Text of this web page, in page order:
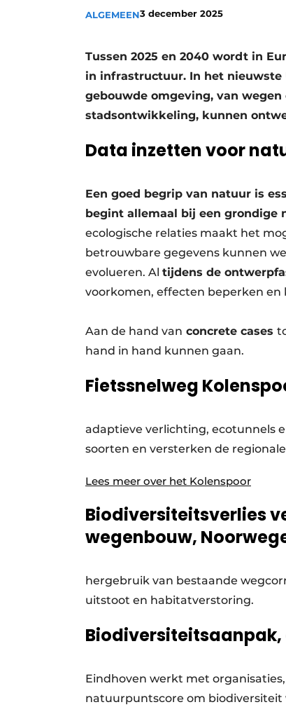
Vacatures
ALGEMEEN3 december 2025
Tussen 2025 en 2040 wordt in
in infrastructuur. In het nieuwste
gebouwde omgeving, van
stadsontwikkeling, kunnen
Data inzetten voor
Een goed begrip van natuur is
begint allemaal bij een grondige
ecologische relaties maakt het
betrouwbare gegevens kunnen
evolueren. Al tijdens de
voorkomen, effecten beperken
Aan de hand van concrete cases
hand in hand kunnen gaan.
Fietssnelweg
adaptieve verlichting, ecotunnels
soorten en versterken de
Lees meer over het Kolenspoor
Biodiversiteitsverlies
wegenbouw,
hergebruik van bestaande
uitstoot en habitatverstoring.
Eindhoven werkt met
natuurpuntscore om